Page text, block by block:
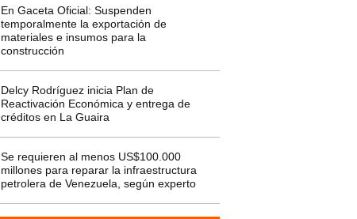
En Gaceta Oficial: Suspenden
temporalmente la exportación de
materiales e insumos para la
construcción
Delcy Rodríguez inicia Plan de
Reactivación Económica y entrega de
créditos en La Guaira
Se requieren al menos US$100.000
millones para reparar la infraestructura
petrolera de Venezuela, según experto